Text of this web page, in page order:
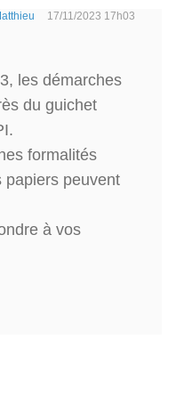
17/11/2023 17h03
les démarches
du guichet
formalités
papiers peuvent
à vos